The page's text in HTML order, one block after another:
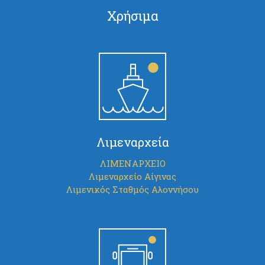
Χρήσιμα
Λιμεναρχεία
ΛΙΜΕΝΑΡΧΕΙΟ
Λιμεναρχείο Αίγινας
Λιμενικός Σταθμός Αλοννήσου